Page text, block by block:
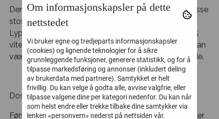
Den patenterte produksjonsmetoden sikrer at alle disse
stoffene bevares i sin naturlige og opprinnelige form.
Lyprinol er et patentert kosttilskudd med mer enn 25
vitenskapelige undersøkelser som bekrefter at den kan
være: Lindrende ved leddplager. Mildt smertestillende.
Dosering:
Første 3 mnd: 2 x 2 kapsler daglig. Deretter 1-4 kapsler
Om informasjonskapsler på dette
nettstedet
Vi bruker egne og tredjeparts informasjonskapsler
(cookies) og lignende teknologier for å sikre
grunnleggende funksjoner, generere statistikk, og for å
tilpasse markedsføring og annonser (inkludert deling
av brukerdata med partnere). Samtykket er helt
frivillig. Du kan velge å godta alle, avvise valgfrie, eller
tilpasse valgene dine per kategori nedenfor. Du kan når
som helst endre eller trekke tilbake dine samtykker via
lenken «personvern» nederst på nettsiden vår.